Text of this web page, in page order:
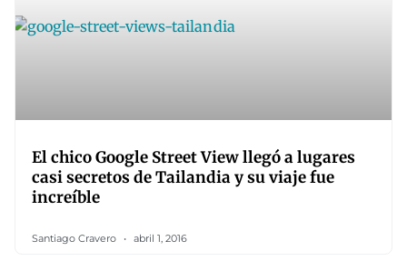
El chico Google Street View llegó a lugares
casi secretos de Tailandia y su viaje fue
increíble
Santiago Cravero abril 1, 2016